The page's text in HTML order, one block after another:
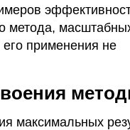
метода,
применения не
максимальных